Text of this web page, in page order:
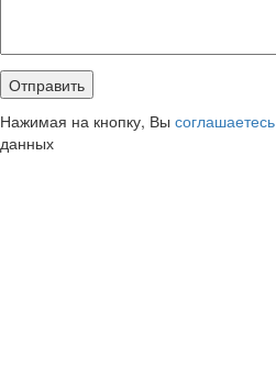
Нажимая на кнопку, Вы соглашаетесь
данных